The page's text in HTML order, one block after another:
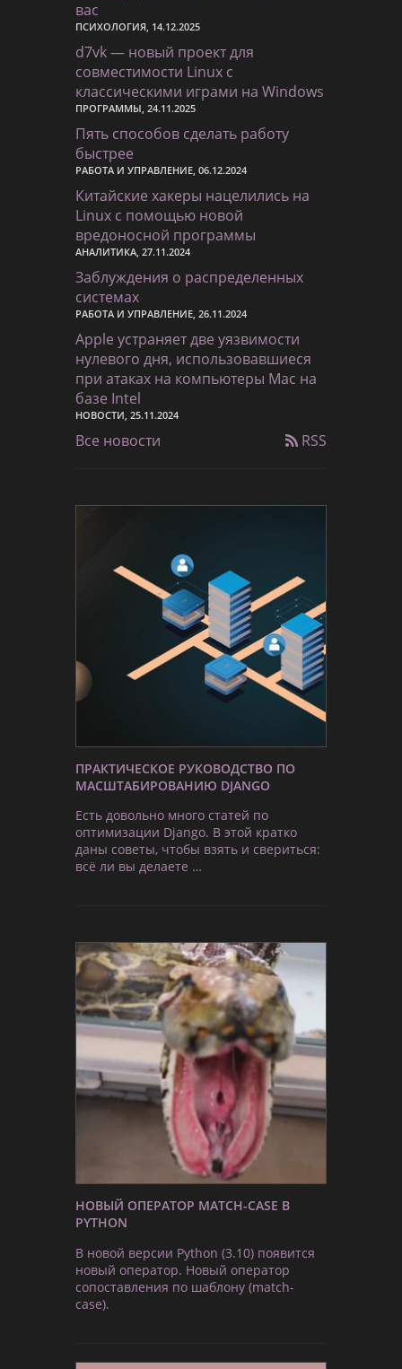
вас
ПСИХОЛОГИЯ, 14.12.2025
d7vk — новый проект для
совместимости Linux с
классическими играми на Windows
ПРОГРАММЫ, 24.11.2025
Пять способов сделать работу
быстрее
РАБОТА И УПРАВЛЕНИЕ, 06.12.2024
Китайские хакеры нацелились на
Linux с помощью новой
вредоносной программы
АНАЛИТИКА, 27.11.2024
Заблуждения о распределенных
системах
РАБОТА И УПРАВЛЕНИЕ, 26.11.2024
Apple устраняет две уязвимости
нулевого дня, использовавшиеся
при атаках на компьютеры Mac на
базе Intel
НОВОСТИ, 25.11.2024
Все новости RSS
ПРАКТИЧЕСКОЕ РУКОВОДСТВО ПО
МАСШТАБИРОВАНИЮ DJANGO
Есть довольно много статей по
оптимизации Django. В этой кратко
даны советы, чтобы взять и свериться:
всё ли вы делаете …
НОВЫЙ ОПЕРАТОР MATCH-CASE В
PYTHON
В новой версии Python (3.10) появится
новый оператор. Новый оператор
сопоставления по шаблону (match-
case).